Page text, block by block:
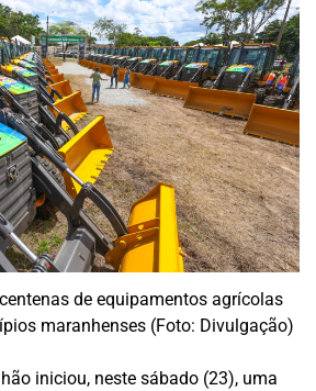
de equipamentos agrícolas
maranhenses (Foto: Divulgação)
iniciou, neste sábado (23), uma